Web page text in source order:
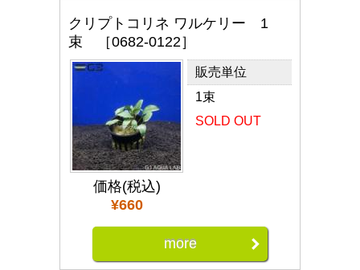
クリプトコリネ ワルケリー 1
束 ［0682-0122］
価格(税込)
¥660
販売単位
1束
SOLD OUT
more